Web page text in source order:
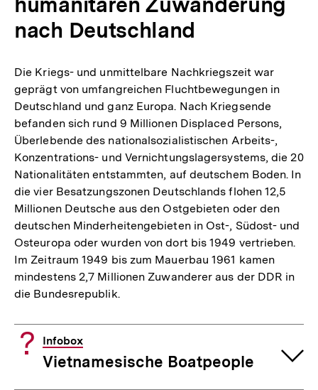
nach Deutschland
Die Kriegs- und unmittelbare Nachkriegszeit war
geprägt von umfangreichen Fluchtbewegungen in
Deutschland und ganz Europa. Nach Kriegsende
befanden sich rund 9 Millionen Displaced Persons,
Überlebende des nationalsozialistischen Arbeits-,
Konzentrations- und Vernichtungslagersystems, die 20
Nationalitäten entstammten, auf deutschem Boden. In
die vier Besatzungszonen Deutschlands flohen 12,5
Millionen Deutsche aus den Ostgebieten oder den
deutschen Minderheitengebieten in Ost-, Südost- und
Osteuropa oder wurden von dort bis 1949 vertrieben.
Im Zeitraum 1949 bis zum Mauerbau 1961 kamen
mindestens 2,7 Millionen Zuwanderer aus der DDR in
die Bundesrepublik.
Infobox
Vietnamesische Boatpeople